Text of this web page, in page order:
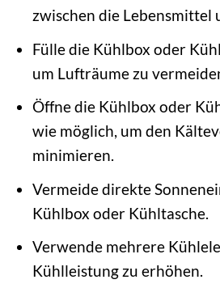
zwischen die Lebensmittel
Fülle die Kühlbox oder
um Lufträume zu
Öffne die Kühlbox oder
wie möglich, um den
minimieren.
Vermeide direkte
Kühlbox oder Kühltasche.
Verwende mehrere
Kühlleistung zu erhöhen.